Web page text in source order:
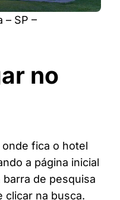
– SP –
no
fica o hotel
a página inicial
barra de pesquisa
clicar na busca.